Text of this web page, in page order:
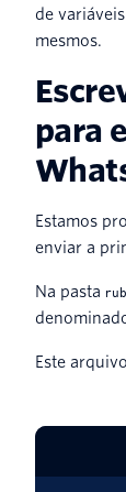
de
mesmos.
para
Estamos
enviar a
Na pasta
Este